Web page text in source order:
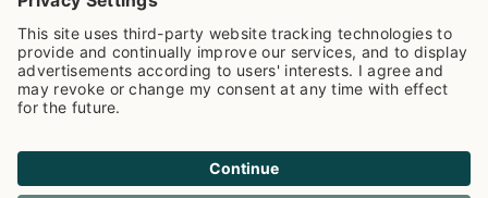
auf der Grundlage von8.955Rezensionen ausgezeichnet.